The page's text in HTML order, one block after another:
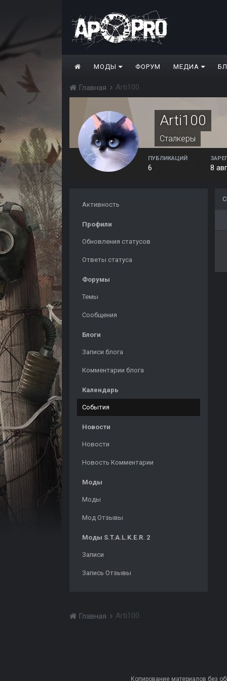
МОДЫ ФОРУМ МЕДИА
Главная Arti100
Arti100
Сталкеры
ПУБЛИКАЦИЙ
6 8
Активность
Профили
Обновления статусов
Ответы статуса
Форумы
Темы
Сообщения
Блоги
Записи блога
Комментарии блога
Календарь
События
Новости
Новости
Новость Комментарии
Моды
Моды
Мод Отзывы
Моды S.T.A.L.K.E.R. 2
Записи
Запись Отзывы
Главная Arti100
Копирование материалов без